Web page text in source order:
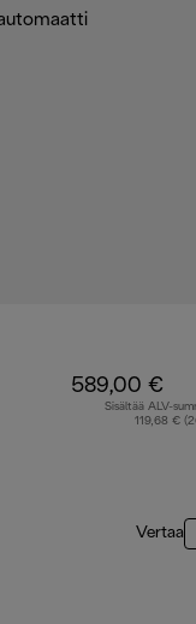
589,00 €
Sisältää ALV-
119,68 €
Vertaa